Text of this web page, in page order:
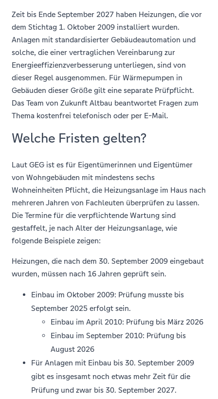
Zeit bis Ende September 2027 haben Heizungen, die vor
dem Stichtag 1. Oktober 2009 installiert wurden.
Anlagen mit standardisierter Gebäudeautomation und
solche, die einer vertraglichen Vereinbarung zur
Energieeffizienzverbesserung unterliegen, sind von
dieser Regel ausgenommen. Für Wärmepumpen in
Gebäuden dieser Größe gilt eine separate Prüfpflicht.
Das Team von Zukunft Altbau beantwortet Fragen zum
Thema kostenfrei telefonisch oder per E-Mail.
Welche Fristen gelten?
Laut GEG ist es für Eigentümerinnen und Eigentümer
von Wohngebäuden mit mindestens sechs
Wohneinheiten Pflicht, die Heizungsanlage im Haus nach
mehreren Jahren von Fachleuten überprüfen zu lassen.
Die Termine für die verpflichtende Wartung sind
gestaffelt, je nach Alter der Heizungsanlage, wie
folgende Beispiele zeigen:
Heizungen, die nach dem 30. September 2009 eingebaut
wurden, müssen nach 16 Jahren geprüft sein.
Einbau im Oktober 2009: Prüfung musste bis
September 2025 erfolgt sein.
Einbau im April 2010: Prüfung bis März 2026
Einbau im September 2010: Prüfung bis
August 2026
Für Anlagen mit Einbau bis 30. September 2009
gibt es insgesamt noch etwas mehr Zeit für die
Prüfung und zwar bis 30. September 2027.